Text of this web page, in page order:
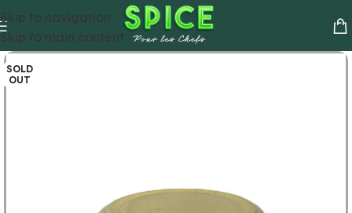
Skip to navigation
Skip to main content
SOLD
OUT